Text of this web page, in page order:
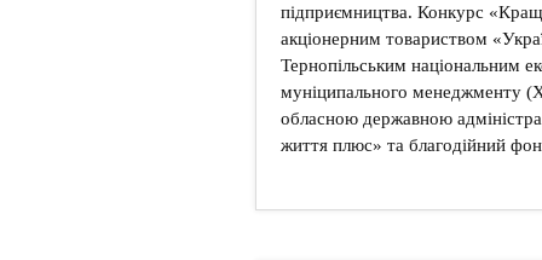
підприємництва. Конкурс
акціонерним товариством
Тернопільським національним
муніципального менеджменту
обласною державною
життя плюс» та благодійний